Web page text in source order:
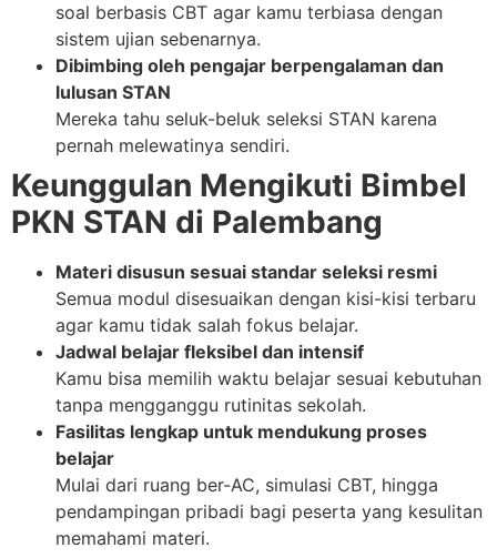
soal berbasis CBT agar kamu terbiasa dengan
sistem ujian sebenarnya.
Dibimbing oleh pengajar berpengalaman dan
lulusan STAN
Mereka tahu seluk-beluk seleksi STAN karena
pernah melewatinya sendiri.
Keunggulan Mengikuti Bimbel
PKN STAN di Palembang
Materi disusun sesuai standar seleksi resmi
Semua modul disesuaikan dengan kisi-kisi terbaru
agar kamu tidak salah fokus belajar.
Jadwal belajar fleksibel dan intensif
Kamu bisa memilih waktu belajar sesuai kebutuhan
tanpa mengganggu rutinitas sekolah.
Fasilitas lengkap untuk mendukung proses
belajar
Mulai dari ruang ber-AC, simulasi CBT, hingga
pendampingan pribadi bagi peserta yang kesulitan
memahami materi.